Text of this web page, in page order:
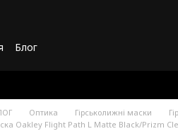
Блог
Оптика Гірськолижні маски
Oakley Flight Path L Matte Black/Prizm